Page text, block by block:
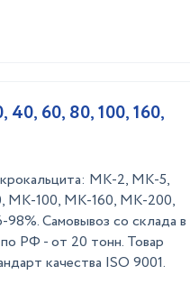
60, 80, 100, 160,
МК-2, МК-5,
100, МК-160, МК-200,
Самовывоз со склада в
РФ - от 20 тонн. Товар
качества ISO 9001.